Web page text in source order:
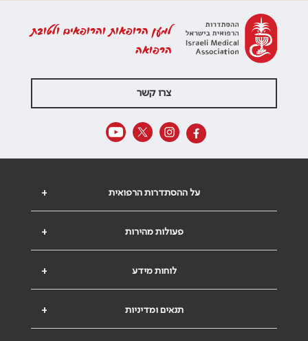
למען הרופאות והרופאים ולטובת
הרפואה
צרו קשר
+ על ההסתדרות הרפואית
+ פעולות מהירות
+ לוחות מידע
+ תנאים ומדיניות